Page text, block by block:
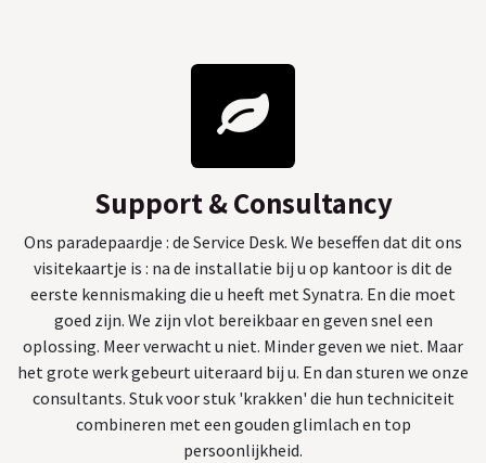
Support & Consultancy
Ons paradepaardje : de Service Desk. We beseffen dat dit ons
visitekaartje is : na de installatie bij u op kantoor is dit de
eerste kennismaking die u heeft met Synatra. En die moet
goed zijn. We zijn vlot bereikbaar en geven snel een
oplossing. Meer verwacht u niet. Minder geven we niet. Maar
het grote werk gebeurt uiteraard bij u. En dan sturen we onze
consultants. Stuk voor stuk 'krakken' die hun techniciteit
combineren met een gouden glimlach en top
persoonlijkheid.